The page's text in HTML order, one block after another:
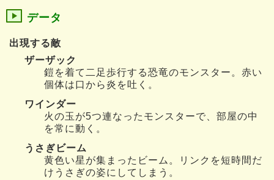
データ
出現する敵
ザーザック
鎧を着て二足歩行する恐竜のモンスター。赤い
個体は口から炎を吐く。
ワインダー
火の玉が5つ連なったモンスターで、部屋の中
を常に動く。
うさぎビーム
黄色い星が集まったビーム。リンクを短時間だ
けうさぎの姿にしてしまう。